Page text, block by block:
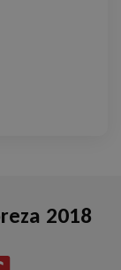
2018